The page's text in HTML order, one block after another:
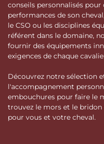
conseils personnalisés
performances de son
le CSO ou les disciplines
référent dans le domaine,
fournir des équipements
exigences de chaque
Découvrez notre sélection
l'accompagnement
embouchures pour faire le
trouvez le mors et le
pour vous et votre cheval.